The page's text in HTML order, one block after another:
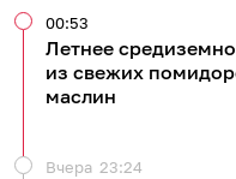
Летнее
из свежих
маслин
00:53
Вчера 23:24